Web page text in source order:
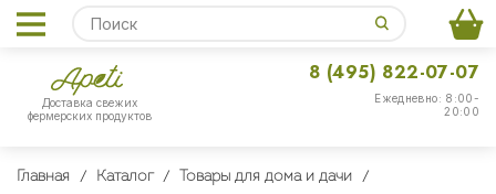
Доставка свежих
фермерских продуктов
Ежедневно: 8:00-
20:00
8 (495) 822-07-07
Главная Каталог
Товары для дома и дачи